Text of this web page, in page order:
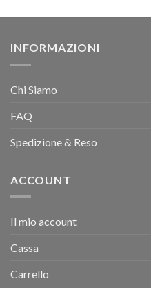
INFORMAZIONI
Chi Siamo
FAQ
Spedizione & Reso
ACCOUNT
Il mio account
Cassa
Carrello